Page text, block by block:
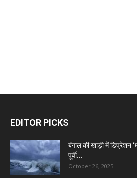
EDITOR PICKS
बंगाल की खाड़ी में डिप्रेशन
पूर्वी...
October 26, 2025